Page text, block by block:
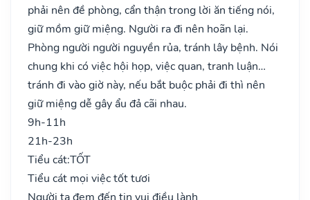
phải nên đề phòng, cẩn thận trong lời ăn tiếng nói,
giữ mồm giữ miệng. Người ra đi nên hoãn lại.
Phòng người người nguyền rủa, tránh lây bệnh. Nói
chung khi có việc hội họp, việc quan, tranh luận…
tránh đi vào giờ này, nếu bắt buộc phải đi thì nên
giữ miệng dễ gây ẩu đả cãi nhau.
9h-11h
21h-23h
Tiểu cát:TỐT
Tiểu cát mọi việc tốt tươi